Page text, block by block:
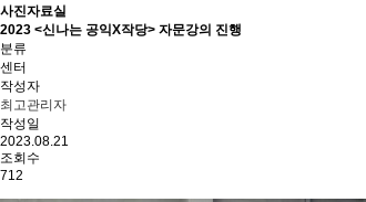
사진자료실
2023 <신나는 공익X작당> 자문강의 진행
분류
센터
작성자
최고관리자
작성일
2023.08.21
조회수
712